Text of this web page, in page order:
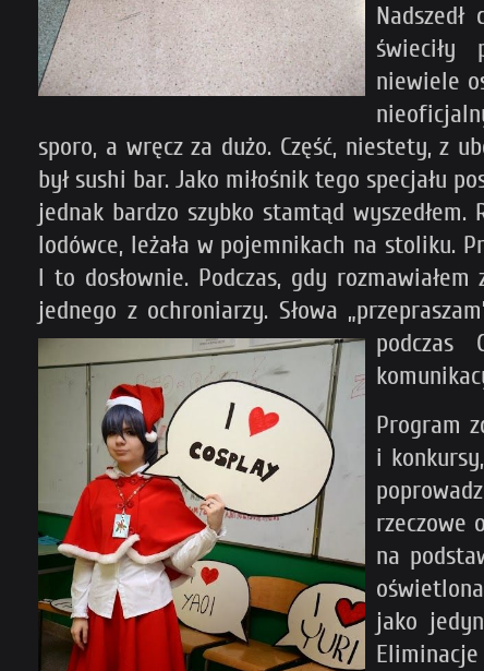
świeciły
niewiele
sporo, a wręcz za dużo. Część, niestety, z
był sushi bar. Jako miłośnik tego specjału
jednak bardzo szybko stamtąd
lodówce, leżała w pojemnikach na stoliku.
I to dosłownie. Podczas, gdy
jednego z ochroniarzy. Słowa
podczas
Program
i
rzeczowe
na
jako